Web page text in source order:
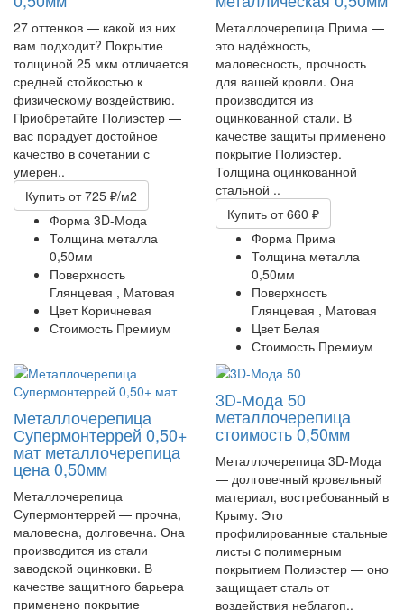
27 оттенков — какой из них
вам подходит? Покрытие
толщиной 25 мкм отличается
средней стойкостью к
физическому воздействию.
Приобретайте Полиэстер —
вас порадует достойное
качество в сочетании с
умерен..
Купить от 725 ₽/м2
Форма 3D-Мода
Толщина металла
0,50мм
Поверхность
Глянцевая , Матовая
Цвет Коричневая
Стоимость Премиум
Металлочерепица Прима —
это надёжность,
маловесность, прочность
для вашей кровли. Она
производится из
оцинкованной стали. В
качестве защиты применено
покрытие Полиэстер.
Толщина оцинкованной
стальной ..
Купить от 660 ₽
Форма Прима
Толщина металла
0,50мм
Поверхность
Глянцевая , Матовая
Цвет Белая
Стоимость Премиум
Металлочерепица
Супермонтеррей 0,50+
мат металлочерепица
цена 0,50мм
Металлочерепица
Супермонтеррей — прочна,
маловесна, долговечна. Она
производится из стали
заводской оцинковки. В
качестве защитного барьера
применено покрытие
3D-Мода 50
металлочерепица
стоимость 0,50мм
Металлочерепица 3D-Мода
— долговечный кровельный
материал, востребованный в
Крыму. Это
профилированные стальные
листы c полимерным
покрытием Полиэстер — оно
защищает сталь от
воздействия неблагоп..